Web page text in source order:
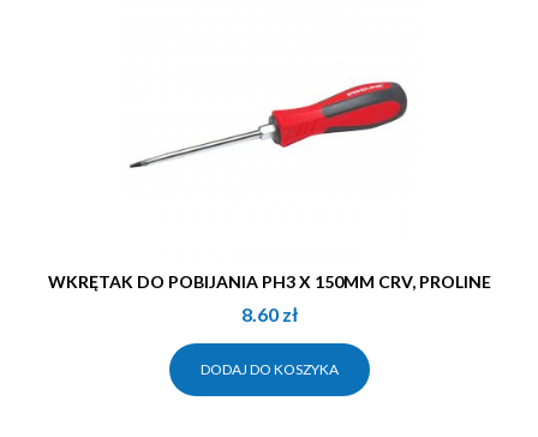
WKRĘTAK DO POBIJANIA PH3 X 150MM CRV, PROLINE
8.60 zł
DODAJ DO KOSZYKA